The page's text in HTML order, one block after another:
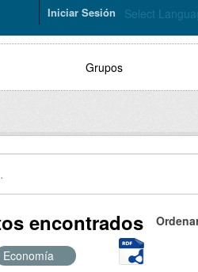
Select
Iniciar Sesión
Grupos
encontrados
Economía